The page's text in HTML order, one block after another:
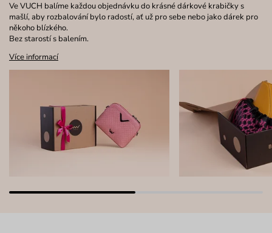
Ve VUCH balíme každou objednávku do krásné dárkové krabičky s
mašlí, aby rozbalování bylo radostí, ať už pro sebe nebo jako dárek pro
někoho blízkého.
Bez starostí s balením.
Více informací